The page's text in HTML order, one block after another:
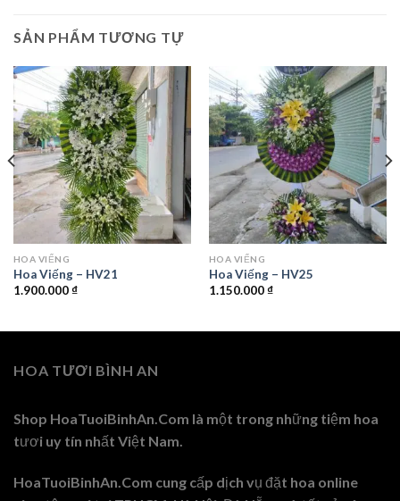
SẢN PHẨM TƯƠNG TỰ
HOA VIẾNG
Hoa Viếng – HV21
1.900.000₫
HOA VIẾNG
Hoa Viếng – HV25
1.150.000₫
HOA TƯƠI BÌNH AN
Shop HoaTuoiBinhAn.Com là một trong những tiệm hoa
tươi uy tín nhất Việt Nam.
HoaTuoiBinhAn.Com cung cấp dịch vụ đặt hoa online